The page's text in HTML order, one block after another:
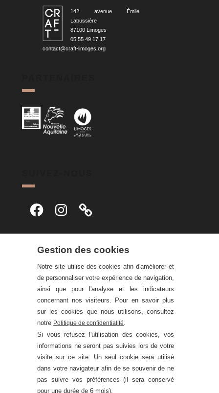
142 avenue Émile
Labussière
87100 Limoges
05 55 49 17 17
contact@craft-limoges.org
Facebook
Instagram
Gestion des cookies
Notre site utilise des cookies afin d'améliorer et
de personnaliser votre expérience de navigation,
ainsi que pour l'analyse et les indicateurs
concernant nos visiteurs. Pour en savoir plus
sur les cookies que nous utilisons, consultez
notre Politique de confidentialité
Si vous refusez l'utilisation des cookies, vos
informations ne seront pas suivies lors de votre
visite sur ce site. Un seul cookie sera utilisé
dans votre navigateur afin de se souvenir de ne
pas suivre vos préférences (il sera conservé
pour une durée de 6 mois).